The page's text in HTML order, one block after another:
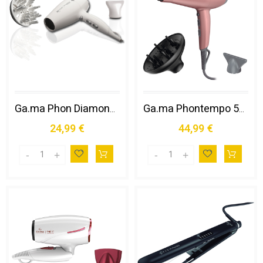
Ga.ma Phon Diamond Ceramic: 2300 W, Tecnologia Agli Ioni, Anti Effetto Crespo, Componenti Interni in Ceramica Ideale Capelli Danneggiati, Motore Dc Leggero e Silenzioso, 6 Combinazioni di Temperature e Velocità, Inclusa 1 Bocchetta e 1 Diffusore
24,99 €
Ga.ma Phontempo 5d Sensi Rose Gold: 2200 W, Rivestimenti Interni in Ceramica per Effetto Delicato, Tecnologia Agli Ioni e Ozono, Anti Crespo, Anti Età, Ricostruzione Molecolare, Protezione del Colore, Motore Ac a Lunga Durata, 6 Combinazioni di Temperatur
44,99 €